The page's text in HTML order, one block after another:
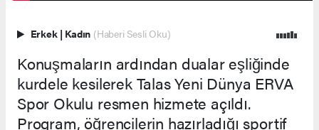
Erkek | Kadın (Haberi Sesli Oku)
Konuşmaların ardından dualar eşliğinde
kurdele kesilerek Talas Yeni Dünya ERVA
Spor Okulu resmen hizmete açıldı.
Program, öğrencilerin hazırladığı sportif